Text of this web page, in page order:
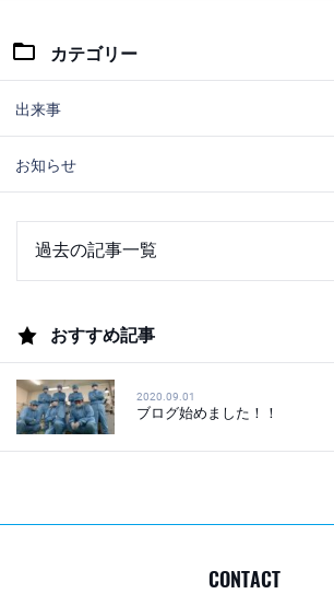
カテゴリー
出来事
お知らせ
おすすめ記事
2020.09.01
ブログ始めました！！
CONTACT